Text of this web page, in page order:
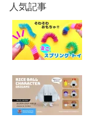
人気記事